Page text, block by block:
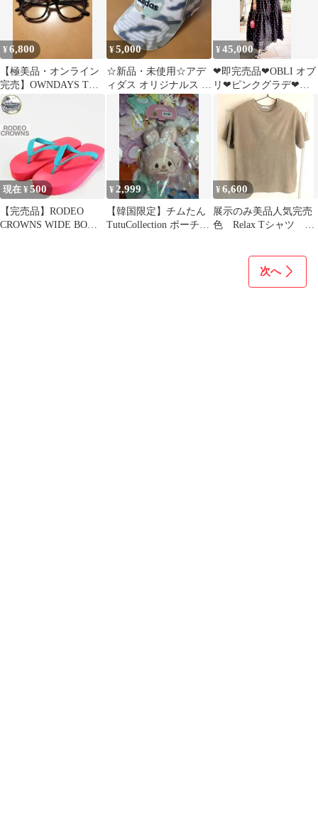
¥6,800
【極美品・オンライン
完売】OWNDAYS THE
ONE ブラウンデミ メ
ガネ
¥5,000
☆新品・未使用☆アデ
ィダス オリジナルス キ
ャップ 迷彩柄 アディダ
ス 帽子
¥45,000
❤︎即完売品❤︎OBLI オブ
リ❤︎ピンクグラデ❤︎ハ
ート刺繍ワンピース❤︎
翌日発送❤︎
現在 ¥500
​【完売品】RODEO
CROWNS WIDE BOWL
¥2,999
【韓国限定】チムたん
TutuCollection ポーチキ
¥6,600
展示のみ美品人気完売
色 Relax Tシャツ キ
次へ